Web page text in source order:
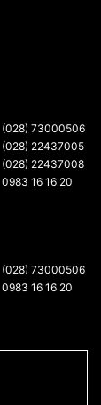
(028) 73000506
(028) 22437005
(028) 22437008
0983 16 16 20
(028) 73000506
0983 16 16 20